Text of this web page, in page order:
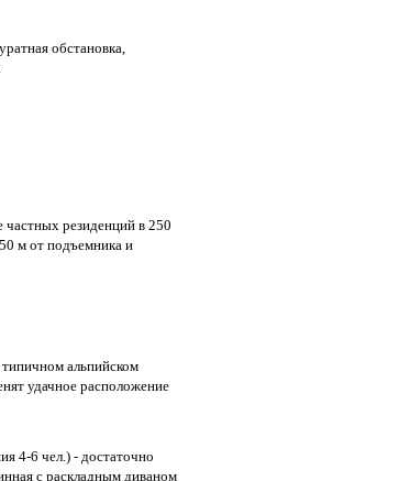
обстановка,
резиденций в 250
м от подъемника и
альпийском
удачное расположение
4-6 чел.) - достаточно
с раскладным диваном